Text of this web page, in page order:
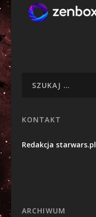
KONTAKT
Redakcja starwars.pl
ARCHIWUM